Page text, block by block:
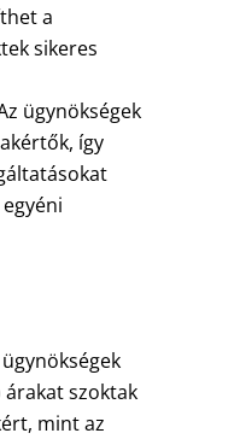
a
sikeres
ügynökségek
így
szoktak
mint az